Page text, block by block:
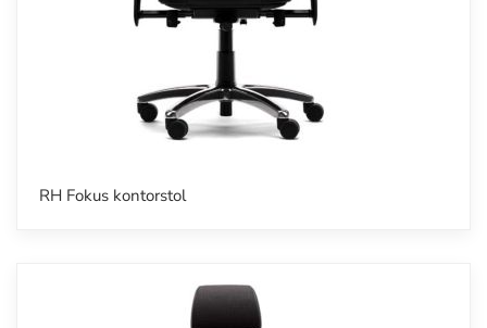
RH Fokus kontorstol